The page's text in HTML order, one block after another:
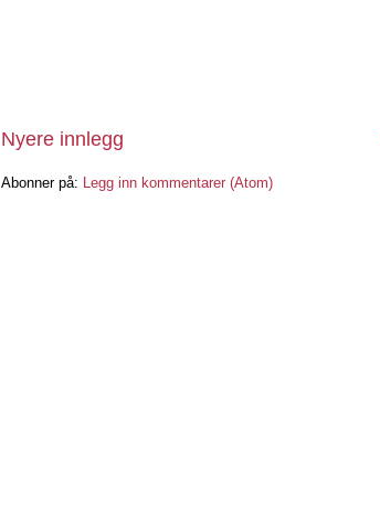
Nyere innlegg
Abonner på: Legg inn kommentarer (Atom)